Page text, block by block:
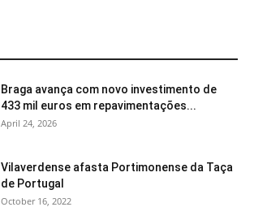
Braga avança com novo investimento de
433 mil euros em repavimentações...
April 24, 2026
Vilaverdense afasta Portimonense da Taça
de Portugal
October 16, 2022